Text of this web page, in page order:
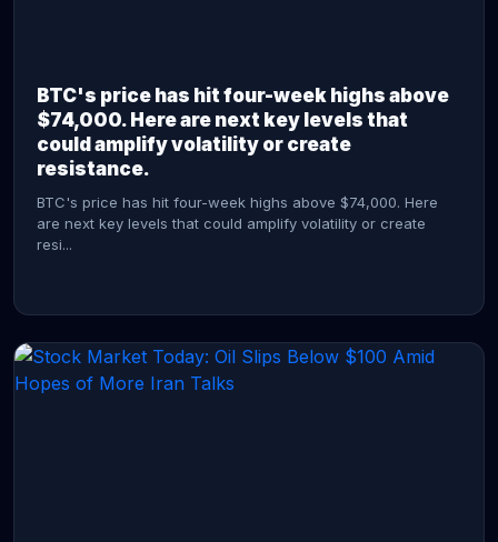
BTC's price has hit four-week highs above
$74,000. Here are next key levels that
could amplify volatility or create
resistance.
BTC's price has hit four-week highs above $74,000. Here
are next key levels that could amplify volatility or create
resi...